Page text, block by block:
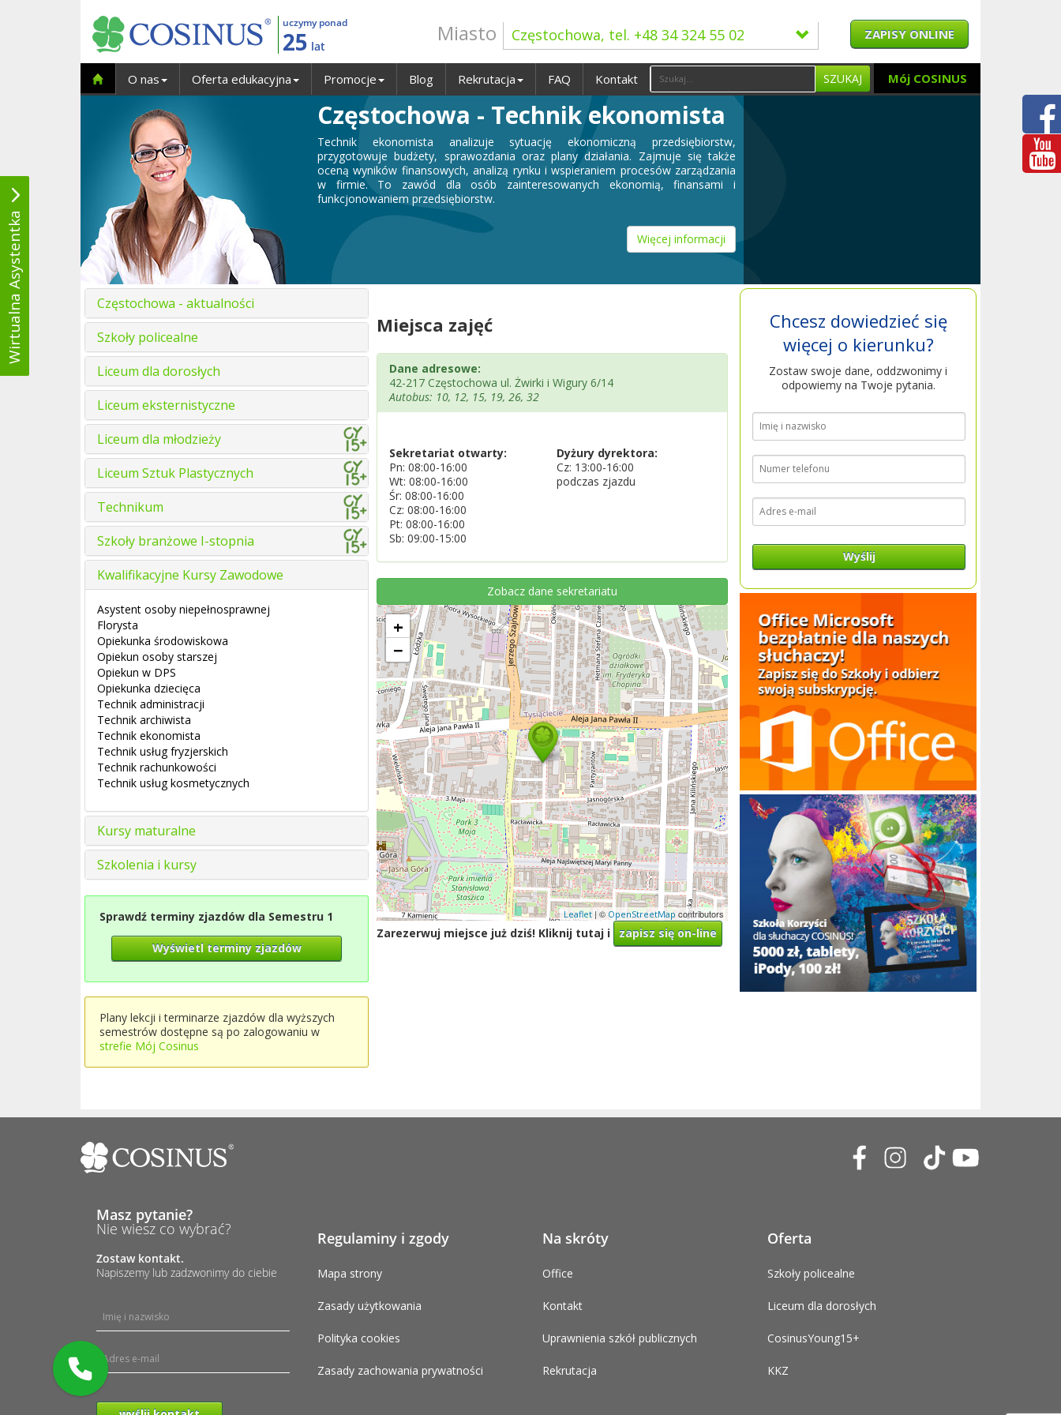
uczymy ponad
25 lat
Miasto Częstochowa, tel. +48 34 324 55 02 ZAPISY ONLINE
Mój COSINUS
O nas Oferta edukacyjna Promocje Blog Rekrutacja FAQ Kontakt SZUKAJ
Częstochowa - Technik ekonomista
Technik ekonomista analizuje sytuację ekonomiczną przedsiębiorstw,
przygotowuje budżety, sprawozdania oraz plany działania. Zajmuje się także
oceną wyników finansowych, analizą rynku i wspieraniem procesów zarządzania
w firmie. To zawód dla osób zainteresowanych ekonomią, finansami i
funkcjonowaniem przedsiębiorstw.
Więcej informacji
Częstochowa - aktualności
Szkoły policealne
Liceum dla dorosłych
Liceum eksternistyczne
Liceum dla młodzieży
Liceum Sztuk Plastycznych
Technikum
Szkoły branżowe I-stopnia
Kwalifikacyjne Kursy Zawodowe
Asystent osoby niepełnosprawnej
Florysta
Opiekunka środowiskowa
Opiekun osoby starszej
Opiekun w DPS
Opiekunka dziecięca
Technik administracji
Technik archiwista
Technik ekonomista
Technik usług fryzjerskich
Technik rachunkowości
Technik usług kosmetycznych
Kursy maturalne
Szkolenia i kursy
Sprawdź terminy zjazdów dla Semestru 1
Wyświetl terminy zjazdów
Plany lekcji i terminarze zjazdów dla wyższych
semestrów dostępne są po zalogowaniu w
strefie Mój Cosinus
Miejsca zajęć
Dane adresowe:
42-217 Częstochowa ul. Żwirki i Wigury 6/14
Autobus: 10, 12, 15, 19, 26, 32
Sekretariat otwarty:
Pn: 08:00-16:00
Wt: 08:00-16:00
Śr: 08:00-16:00
Cz: 08:00-16:00
Pt: 08:00-16:00
Sb: 09:00-15:00
Dyżury dyrektora:
Cz: 13:00-16:00
podczas zjazdu
Zobacz dane sekretariatu
+
−
Leaflet | ©OpenStreetMap contributors
Zarezerwuj miejsce już dziś! Kliknij tutaj i zapisz się on-line
Chcesz dowiedzieć się
więcej o kierunku?
Zostaw swoje dane, oddzwonimy i
odpowiemy na Twoje pytania.
Wyślij
Masz pytanie?
Nie wiesz co wybrać?
Zostaw kontakt.
Napiszemy lub zadzwonimy do ciebie
Regulaminy i zgody
Mapa strony
Zasady użytkowania
Polityka cookies
Zasady zachowania prywatności
Na skróty
Office
Kontakt
Uprawnienia szkół publicznych
Rekrutacja
Oferta
Szkoły policealne
Liceum dla dorosłych
CosinusYoung15+
KKZ
Wirtualna Asystentka